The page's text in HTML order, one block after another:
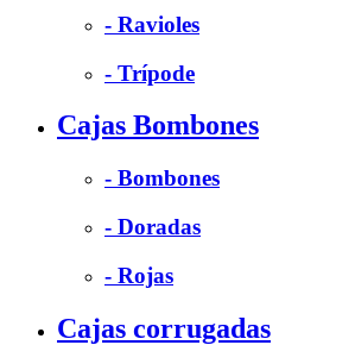
- Ravioles
- Trípode
Cajas Bombones
- Bombones
- Doradas
- Rojas
Cajas corrugadas